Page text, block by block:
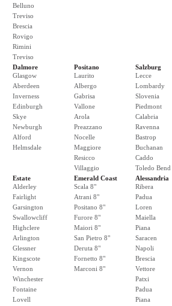
Belluno
Treviso
Brescia
Rovigo
Rimini
Treviso
Dalmore
Glasgow
Aberdeen
Inverness
Edinburgh
Skye
Newburgh
Alford
Helmsdale
Positano
Laurito
Albergo
Gabrisa
Vallone
Arola
Preazzano
Nocelle
Maggiore
Resicco
Villaggio
Salzburg
Lecce
Lombardy
Slovenia
Piedmont
Calabria
Ravenna
Bastrop
Buchanan
Caddo
Toledo Bend
Estate
Alderley
Fairlight
Garsington
Swallowcliff
Highclere
Arlington
Glessner
Kingscote
Vernon
Winchester
Fontaine
Lovell
Emerald Coast
Scala 8"
Atrani 8"
Positano 8"
Furore 8"
Maiori 8"
San Pietro 8"
Deruta 8"
Fornetto 8"
Marconi 8"
Alessandria
Ribera
Padua
Loren
Maiella
Piana
Saracen
Napoli
Brescia
Vettore
Patxi
Padua
Piana